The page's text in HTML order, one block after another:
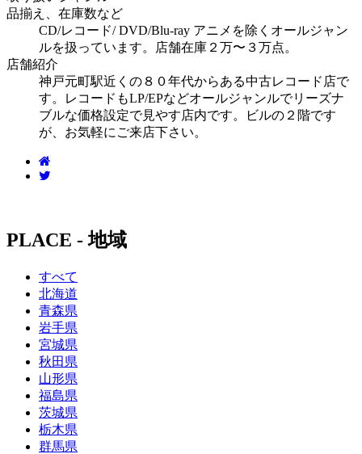
品揃え、在庫数など
CD/レコード/ DVD/Blu-ray アニメを除くオールジャン
ルを扱っています。店舗在庫２万〜３万点。
店舗紹介
神戸元町駅近くの８０年代からある中古レコード店で
す。レコードもLP/EPなどオールジャンルでリーズナ
ブルな価格設定で見やす店内です。ビルの２階です
が、お気軽にご来店下さい。
PLACE - 地域
すべて
北海道
青森県
岩手県
宮城県
秋田県
山形県
福島県
茨城県
栃木県
群馬県